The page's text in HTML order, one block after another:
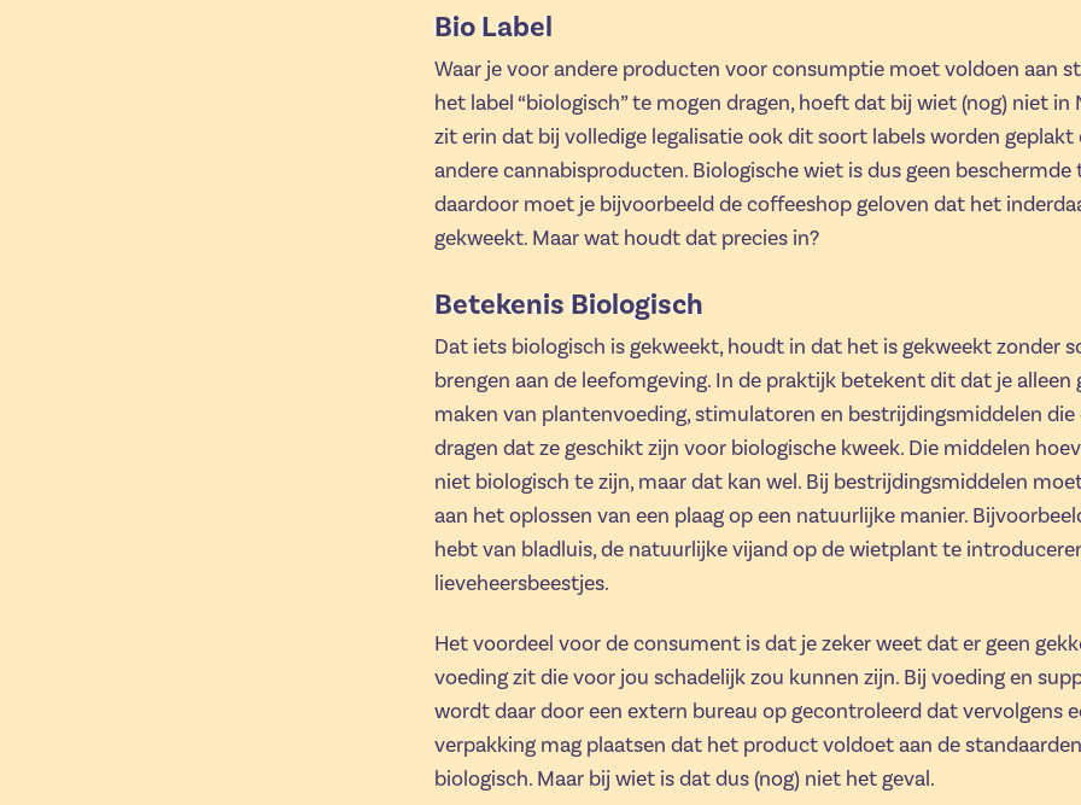
Bio Label
Waar je voor andere producten voor consumptie moet voldoen aan
het label “biologisch” te mogen dragen, hoeft dat bij wiet (nog) niet in
zit erin dat bij volledige legalisatie ook dit soort labels worden geplakt
andere cannabisproducten. Biologische wiet is dus geen beschermde
daardoor moet je bijvoorbeeld de coffeeshop geloven dat het
gekweekt. Maar wat houdt dat precies in?
Betekenis Biologisch
Dat iets biologisch is gekweekt, houdt in dat het is gekweekt zonder
brengen aan de leefomgeving. In de praktijk betekent dit dat je
maken van plantenvoeding, stimulatoren en bestrijdingsmiddelen
dragen dat ze geschikt zijn voor biologische kweek. Die middelen
niet biologisch te zijn, maar dat kan wel. Bij bestrijdingsmiddelen
aan het oplossen van een plaag op een natuurlijke manier.
hebt van bladluis, de natuurlijke vijand op de wietplant te
lieveheersbeestjes.
Het voordeel voor de consument is dat je zeker weet dat er geen
voeding zit die voor jou schadelijk zou kunnen zijn. Bij voeding en
wordt daar door een extern bureau op gecontroleerd dat vervolgens
verpakking mag plaatsen dat het product voldoet aan de
biologisch. Maar bij wiet is dat dus (nog) niet het geval.